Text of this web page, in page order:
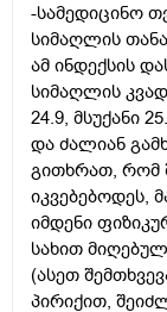
-სამედიცინო
სიმაღლის
ამ ინდექსის
სიმაღლის
24.9, მსუქანი
და ძალიან
გითხრათ, რომ
იკვებებოდეს,
იმდენი
სახით
(ასეთ
პირიქით,